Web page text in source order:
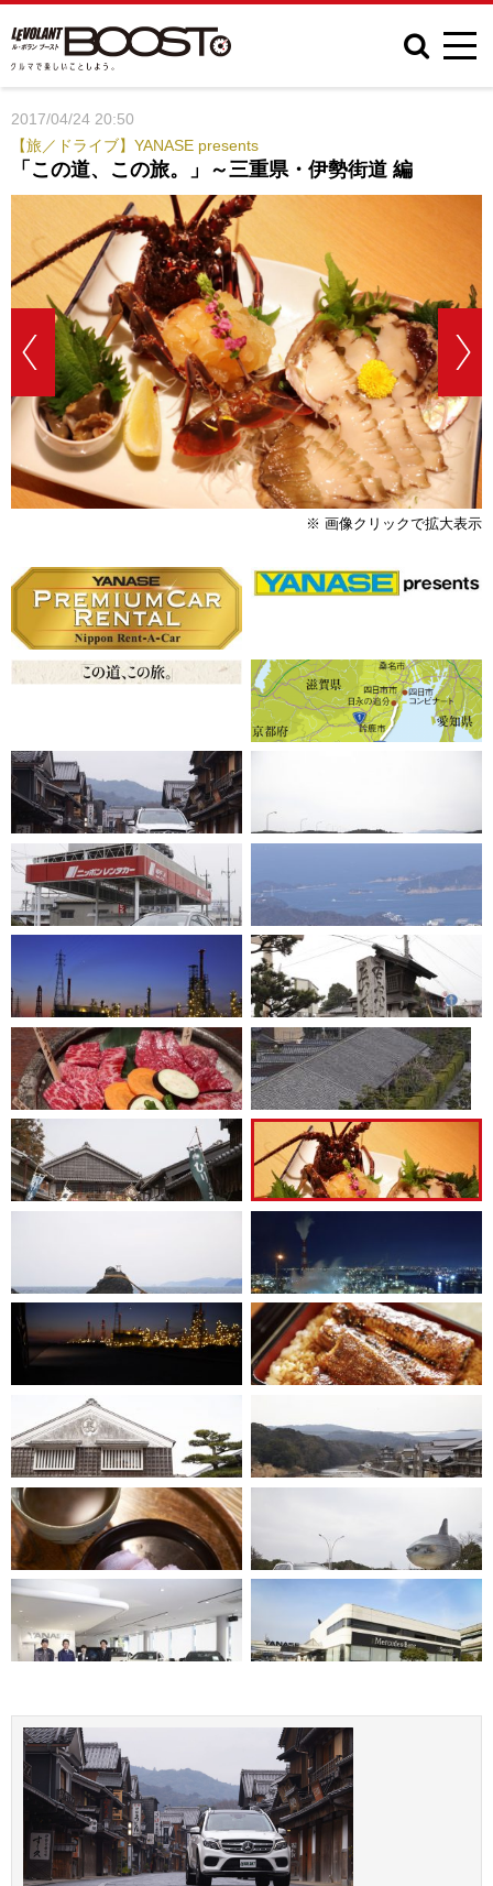
2017/04/24 20:50
【旅／ドライブ】YANASE presents
「この道、この旅。」～三重県・伊勢街道 編
※ 画像クリックで拡大表示